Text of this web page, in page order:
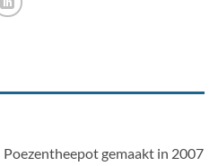
gemaakt in 2007